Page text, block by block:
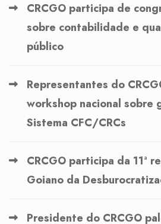
CRCGO participa de
sobre contabilidade e
público
Representantes do
workshop nacional sobre
Sistema CFC/CRCs
CRCGO participa da 11ª
Goiano da
Presidente do CRCGO